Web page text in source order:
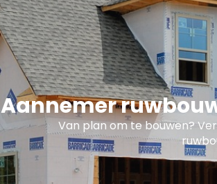
Aannemer
Van plan om te bouwen?